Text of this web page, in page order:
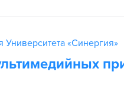
Университета «Синергия»